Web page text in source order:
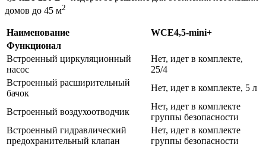
домов до 45 м2
Наименование
WCE4,5-mini+
Функционал
Встроенный циркуляционный
насос
Нет, идет в комплекте,
25/4
Встроенный расширительный
бачок
Нет, идет в комплекте, 5 л
Встроенный воздухоотводчик
Нет, идет в комплекте
группы безопасности
Встроенный гидравлический
предохранительный клапан
Нет, идет в комплекте
группы безопасности